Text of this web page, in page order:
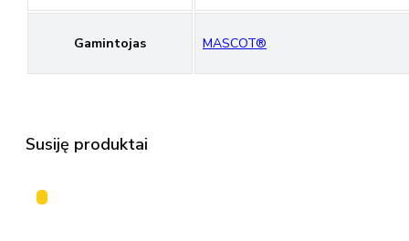
Gamintojas MASCOT®
Susiję produktai